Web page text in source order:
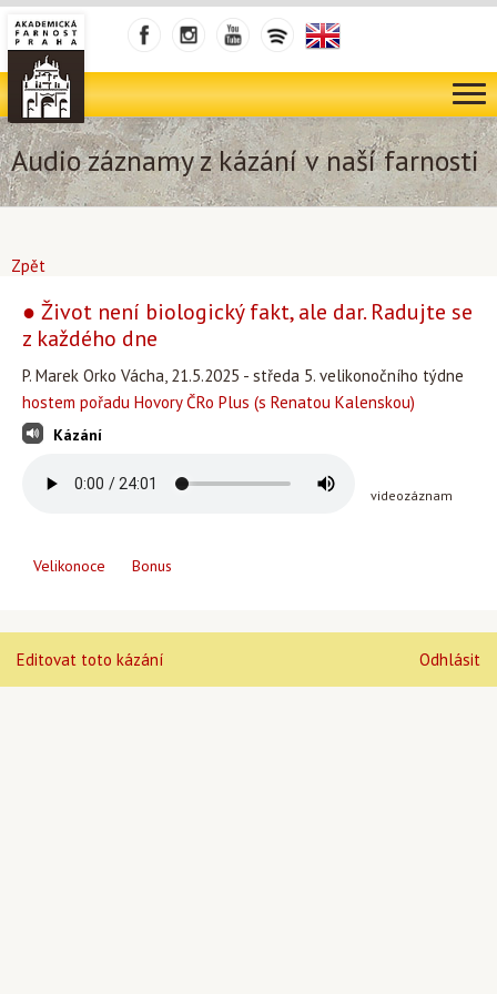
Audio záznamy z kázání v naší farnosti
Zpět
● Život není biologický fakt, ale dar. Radujte se
z každého dne
P. Marek Orko Vácha, 21.5.2025 - středa 5. velikonočního týdne
hostem pořadu Hovory ČRo Plus (s Renatou Kalenskou)
Kázání
videozáznam
Velikonoce Bonus
Editovat toto kázání Odhlásit